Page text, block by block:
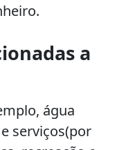
a
água
serviços(por